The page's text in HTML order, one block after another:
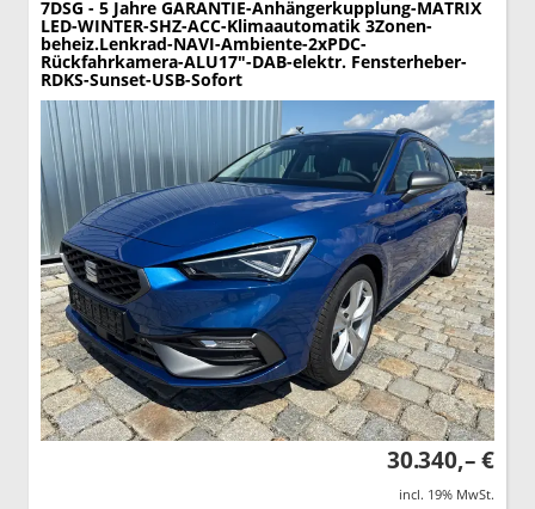
7DSG - 5 Jahre GARANTIE-Anhängerkupplung-MATRIX
LED-WINTER-SHZ-ACC-Klimaautomatik 3Zonen-
beheiz.Lenkrad-NAVI-Ambiente-2xPDC-
Rückfahrkamera-ALU17"-DAB-elektr. Fensterheber-
RDKS-Sunset-USB-Sofort
30.340,– €
incl. 19% MwSt.